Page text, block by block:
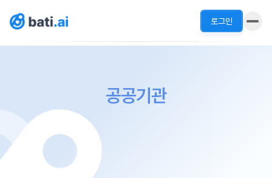
로그인
공공기관